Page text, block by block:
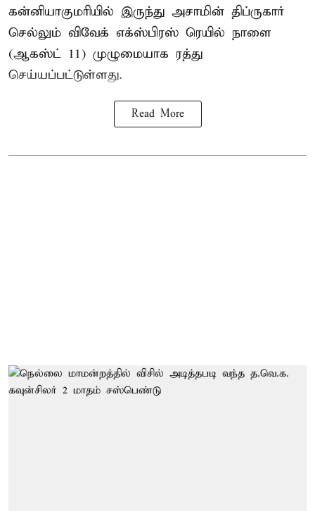
கன்னியாகுமரியில் இருந்து அசாமின் திப்ருகார்
செல்லும் விவேக் எக்ஸ்பிரஸ் ரெயில் நாளை
(ஆகஸ்ட் 11) முழுமையாக ரத்து
செய்யப்பட்டுள்ளது.
Read More